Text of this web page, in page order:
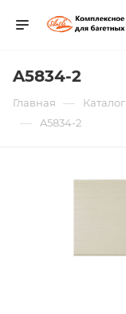
A5834-2
Главная — Каталог
— A5834-2